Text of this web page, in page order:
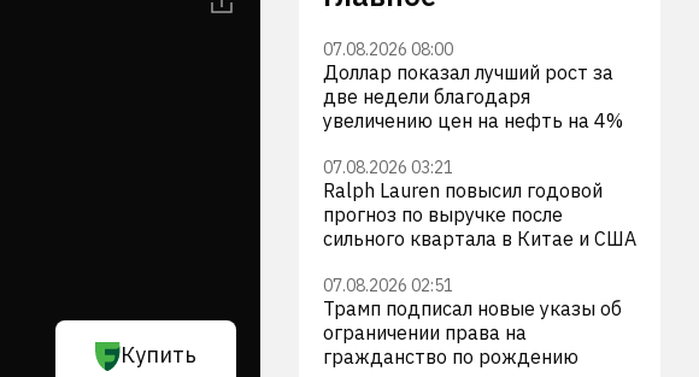
Купить
07.08.2026 08:00
Доллар показал лучший рост за
две недели благодаря
увеличению цен на нефть на 4%
07.08.2026 03:21
Ralph Lauren повысил годовой
прогноз по выручке после
сильного квартала в Китае и США
07.08.2026 02:51
Трамп подписал новые указы об
ограничении права на
гражданство по рождению